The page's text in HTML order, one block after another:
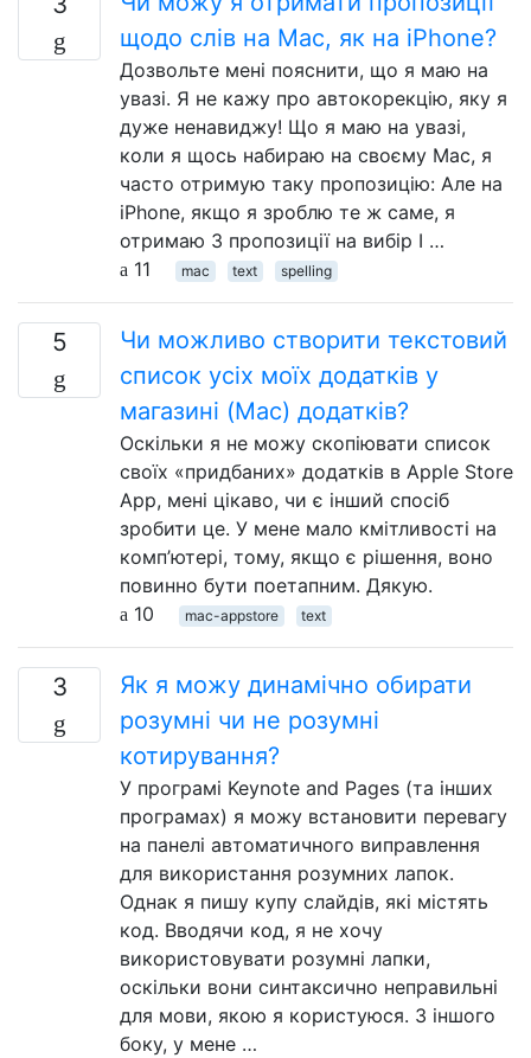
щодо слів на Mac, як на iPhone?
Дозвольте мені пояснити, що я маю на
увазі. Я не кажу про автокорекцію, яку я
дуже ненавиджу! Що я маю на увазі,
коли я щось набираю на своєму Mac, я
часто отримую таку пропозицію: Але на
iPhone, якщо я зроблю те ж саме, я
отримаю 3 пропозиції на вибір І …
11
mac text spelling
5
Чи можливо створити текстовий
список усіх моїх додатків у
магазині (Mac) додатків?
Оскільки я не можу скопіювати список
своїх «придбаних» додатків в Apple Store
App, мені цікаво, чи є інший спосіб
зробити це. У мене мало кмітливості на
комп’ютері, тому, якщо є рішення, воно
повинно бути поетапним. Дякую.
10
mac-appstore text
3
Як я можу динамічно обирати
розумні чи не розумні
котирування?
У програмі Keynote and Pages (та інших
програмах) я можу встановити перевагу
на панелі автоматичного виправлення
для використання розумних лапок.
Однак я пишу купу слайдів, які містять
код. Вводячи код, я не хочу
використовувати розумні лапки,
оскільки вони синтаксично неправильні
для мови, якою я користуюся. З іншого
боку, у мене …